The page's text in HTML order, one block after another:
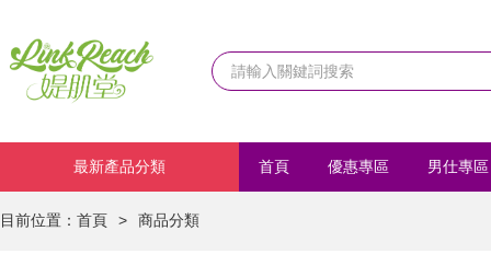
最新產品分類 首頁 優惠專區 男仕專區
目前位置： 首頁 > 商品分類